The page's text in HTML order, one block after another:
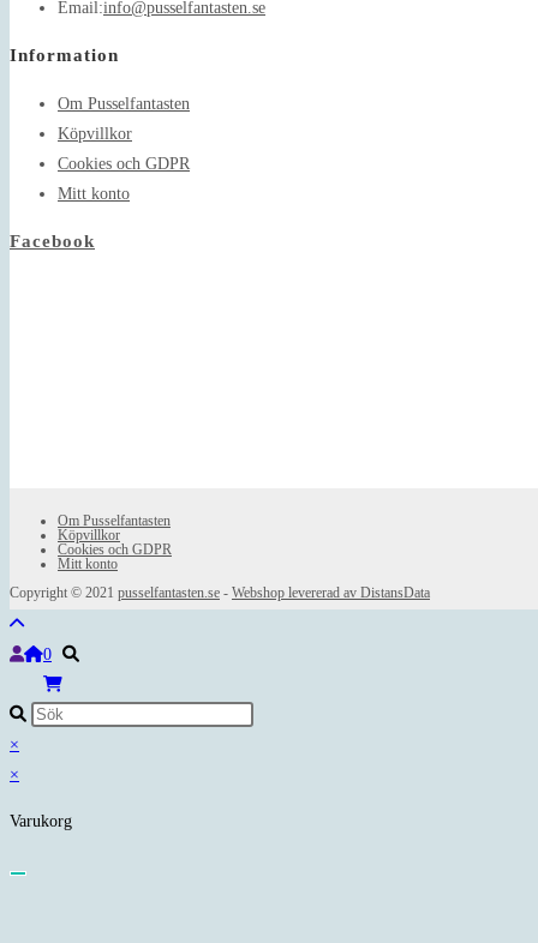
Email:info@pusselfantasten.seOpens
Information
Om Pusselfantasten
Köpvillkor
Cookies och GDPR
Mitt konto
Facebook
Om Pusselfantasten
Köpvillkor
Cookies och GDPR
Mitt konto
Copyright © 2021 pusselfantasten.se - Webshop levererad av DistansData
0
×
×
Varukorg